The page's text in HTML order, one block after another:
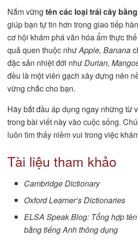
Nắm vững tên các loại trái cây
giúp bạn tự tin hơn trong giao tiếp
cơ hội khám phá văn hóa ẩm thực
quả quen thuộc nhưApple, Banana
đặc sản nhiệt đới nhưDurian,
đều là một viên gạch xây dựng nên
vững chắc cho bạn.
Hãy bắt đầu áp dụng ngay những từ
trong bài viết này vào cuộc sống.
luôn tìm thấy niềm vui trong việc
Tài liệu tham khảo
Cambridge Dictionary
Oxford Learner’s Dictionaries
ELSA Speak Blog: Tổng hợp
bằng tiếng Anh thông dụng